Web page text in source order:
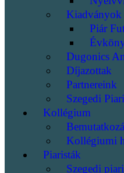
Kiadványok
Piár
Dugonics
Díjazottak
Partnereink
Szegedi
Kollégium
Kollégiumi
Piaristák
Szegedi